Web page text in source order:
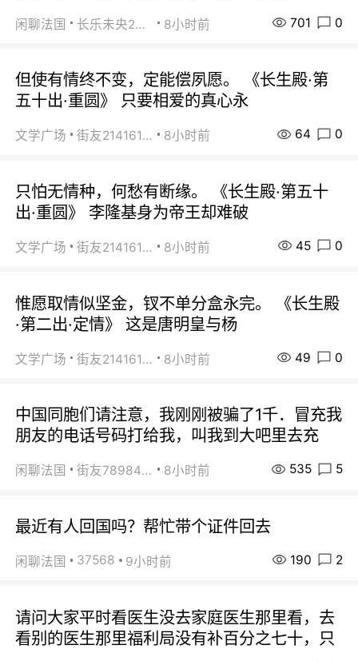
闲聊法国 长乐未央2015 8小时前 701 0
但使有情终不变，定能偿夙愿。 《长生殿·第
五十出·重圆》 只要相爱的真心永
文学广场 街友21416156 8小时前 64 0
只怕无情种，何愁有断缘。 《长生殿·第五十
出·重圆》 李隆基身为帝王却难破
文学广场 街友21416156 8小时前 45 0
惟愿取情似坚金，钗不单分盒永完。 《长生殿
·第二出·定情》 这是唐明皇与杨
文学广场 街友21416156 8小时前 49 0
中国同胞们请注意，我刚刚被骗了1千．冒充我
朋友的电话号码打给我，叫我到大吧里去充
闲聊法国 街友78984738 8小时前 535 5
最近有人回国吗？帮忙带个证件回去
闲聊法国 37568 9小时前 190 2
请问大家平时看医生没去家庭医生那里看，去
看别的医生那里福利局没有补百分之七十，只